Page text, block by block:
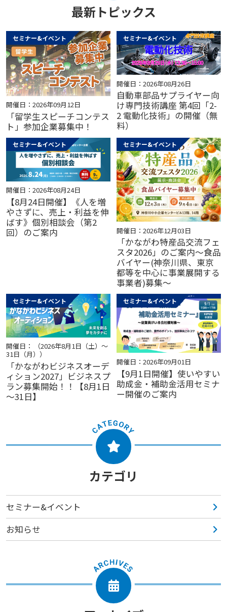
最新トピックス
セミナー&イベント
開催日：2026年09月12日
「留学生スピーチコンテス
ト」参加企業募集中！
セミナー&イベント
開催日：2026年08月26日
自動車部品サプライヤー向
け専門技術講座 第4回「2-
2 電動化技術」の開催（無
料）
セミナー&イベント
開催日：2026年08月24日
【8月24日開催】《人を増
やさずに、売上・利益を伸
ばす》個別相談会（第2
回）のご案内
セミナー&イベント
開催日：2026年12月03日
「かながわ特産品交流フェ
スタ2026」のご案内～食品
バイヤー(神奈川県、東京
都等を中心に事業展開する
事業者)募集～
セミナー&イベント
開催日： （2026年8月1日（土）～
31日（月））
「かながわビジネスオーデ
ィション2027」ビジネスプ
ラン募集開始！！【8月1日
～31日】
セミナー&イベント
開催日：2026年09月01日
【9月1日開催】使いやすい
助成金・補助金活用セミナ
ー開催のご案内
カテゴリ
セミナー&イベント
お知らせ